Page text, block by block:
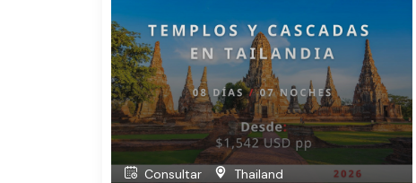
Consultar Thailand